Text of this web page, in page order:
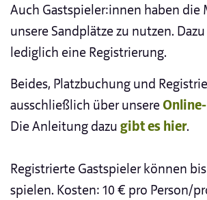
Auch Gastspieler:innen haben die
unsere Sandplätze zu nutzen.
lediglich eine Registrierung.
Beides, Platzbuchung und
ausschließlich über unsere
Die Anleitung dazu gibt es hier.
Registrierte Gastspieler können
spielen. Kosten: 10 € pro Person/